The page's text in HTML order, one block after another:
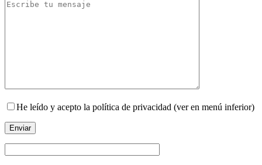
He leído y acepto la política de privacidad (ver en menú inferior)